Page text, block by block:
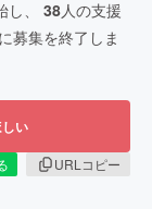
し、 38人の支援
に募集を終了しま
い
URLコピー